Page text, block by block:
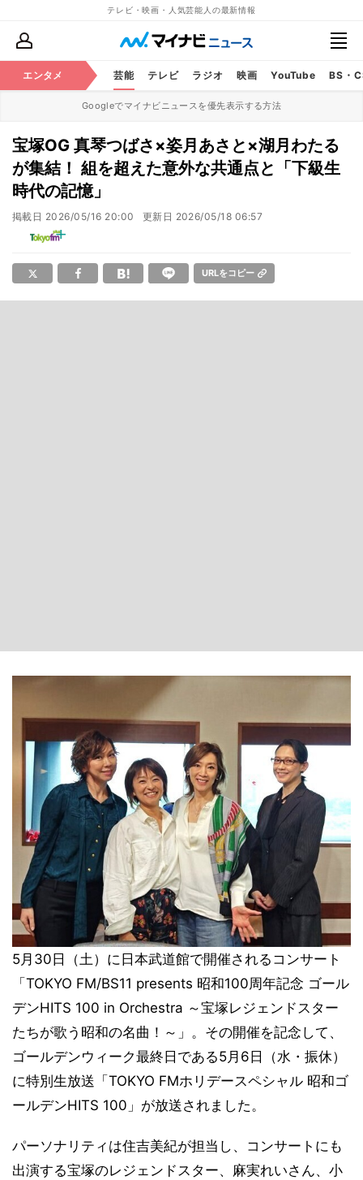
テレビ・映画・人気芸能人の最新情報
エンタメ 芸能 テレビ ラジオ 映画 YouTube BS・
Googleでマイナビニュースを優先表示する方法
宝塚OG 真琴つばさ×姿月あさと×湖月わたる
が集結！ 組を超えた意外な共通点と「下級生
時代の記憶」
掲載日 2026/05/16 20:00 更新日 2026/05/18 06:57
URLをコピー
5月30日（土）に日本武道館で開催されるコンサート
「TOKYO FM/BS11 presents 昭和100周年記念 ゴール
デンHITS 100 in Orchestra ～宝塚レジェンドスター
たちが歌う昭和の名曲！～」。その開催を記念して、
ゴールデンウィーク最終日である5月6日（水・振休）
に特別生放送「TOKYO FMホリデースペシャル 昭和ゴ
ールデンHITS 100」が放送されました。
パーソナリティは住吉美紀が担当し、コンサートにも
出演する宝塚のレジェンドスター、麻実れいさん、小